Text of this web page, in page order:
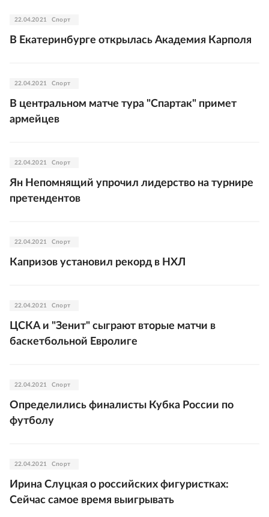
22.04.2021 Спорт
В Екатеринбурге открылась Академия Карполя
22.04.2021 Спорт
В центральном матче тура "Спартак" примет
армейцев
22.04.2021 Спорт
Ян Непомнящий упрочил лидерство на турнире
претендентов
22.04.2021 Спорт
Капризов установил рекорд в НХЛ
22.04.2021 Спорт
ЦСКА и "Зенит" сыграют вторые матчи в
баскетбольной Евролиге
22.04.2021 Спорт
Определились финалисты Кубка России по
футболу
22.04.2021 Спорт
Ирина Слуцкая о российских фигуристках:
Сейчас самое время выигрывать